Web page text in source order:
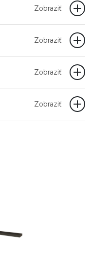
Zobraziť
Zobraziť
Zobraziť
Zobraziť